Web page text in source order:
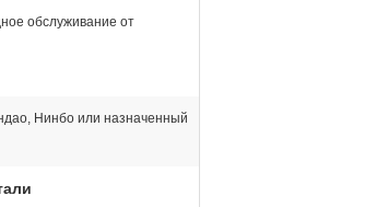
обслуживание от
Нинбо или назначенный